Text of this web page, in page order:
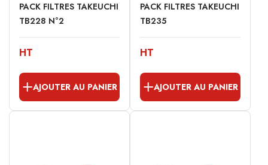
PACK FILTRES TAKEUCHI
TB228 N°2
HT
AJOUTER AU PANIER
PACK FILTRES TAKEUCHI
TB235
HT
AJOUTER AU PANIER